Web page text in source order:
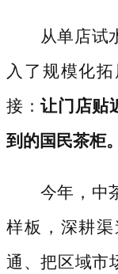
从单店试
入了规模化
接：让门店贴
到的国民茶柜。
今年，中
样板，深耕
通、把区域市